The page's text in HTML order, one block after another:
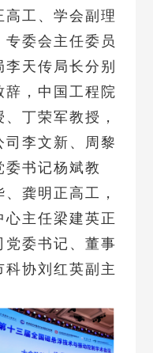
工、学会副理
委会主任委员
天传局长分别
辞，中国工程院
丁荣军教授，
司李文新、周黎
委书记杨斌教
龚明正高工，
心主任梁建英正
党委书记、董事
协刘红英副主